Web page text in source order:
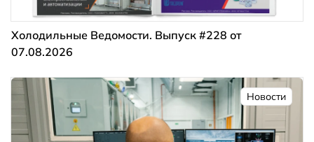
Холодильные Ведомости. Выпуск #228 от
07.08.2026
Новости